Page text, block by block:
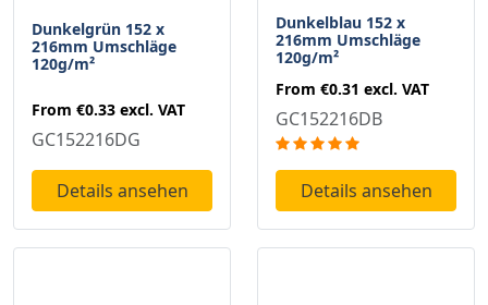
Dunkelgrün 152 x
216mm Umschläge
120g/m²
From €0.33 excl. VAT
GC152216DG
Details ansehen
Dunkelblau 152 x
216mm Umschläge
120g/m²
From €0.31 excl. VAT
GC152216DB
Details ansehen